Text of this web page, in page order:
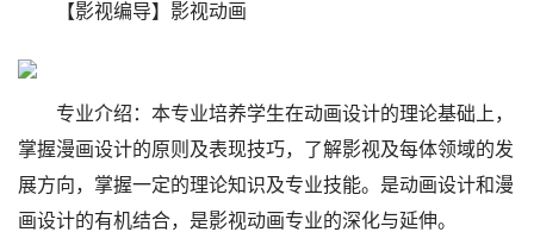
【影视编导】影视动画
专业介绍：本专业培养学生在动画设计的理论基础上，
掌握漫画设计的原则及表现技巧，了解影视及每体领域的发
展方向，掌握一定的理论知识及专业技能。是动画设计和漫
画设计的有机结合，是影视动画专业的深化与延伸。